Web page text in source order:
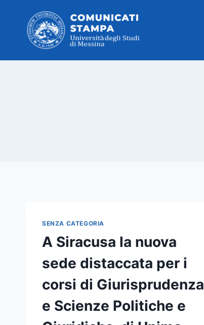
contenuto
SENZA CATEGORIA
A Siracusa la nuova
sede distaccata per i
corsi di Giurisprudenza
e Scienze Politiche e